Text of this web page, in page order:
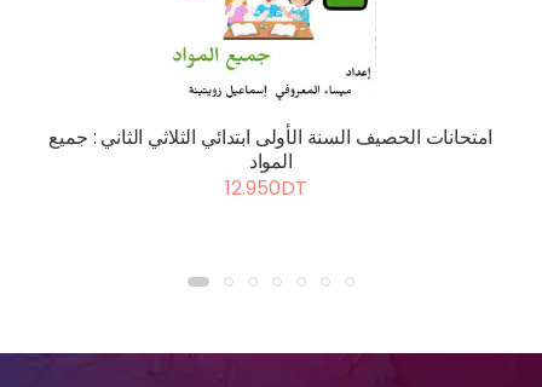
امتحانات الحصيف السنة الأولى ابتدائي الثلاثي الثاني : جميع
المواد
12.950DT